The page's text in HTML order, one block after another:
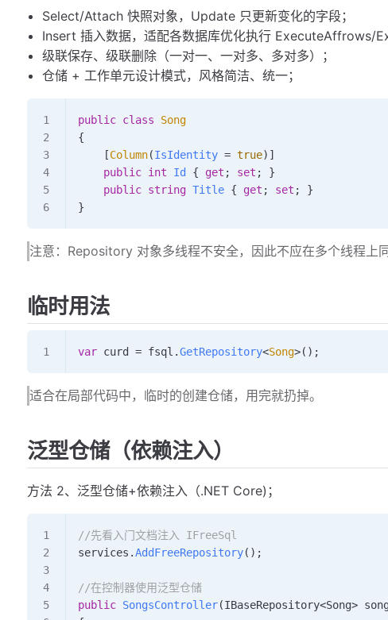
Select/Attach 快照对象，Update 只更新变化的字段；
Insert 插入数据，适配各数据库优化执行 ExecuteAffrows/
级联保存、级联删除（一对一、一对多、多对多）；
仓储 + 工作单元设计模式，风格简洁、统一；
public class Song
{
    [
Column(IsIdentity = true)]
    public
int Id { get ; set ; }
    public
string Title { get ; set ; }
}
注意：Repository 对象多线程不安全，因此不应在多个线程上
临时用法
var curd = fsql .GetRepository<Song>();
适合在局部代码中，临时的创建仓储，用完就扔掉。
泛型仓储（依赖注入）
方法 2、泛型仓储+依赖注入（.NET Core)；
//先看入门文档注入 IFreeSql
services .AddFreeRepository();
//在控制器使用泛型仓储
public SongsController(IBaseRepository<Song>